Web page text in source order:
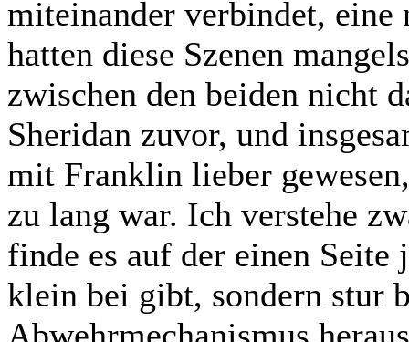
miteinander verbindet, eine
hatten diese Szenen
zwischen den beiden nicht
Sheridan zuvor, und
mit Franklin lieber
zu lang war. Ich verstehe
finde es auf der einen
klein bei gibt, sondern stur